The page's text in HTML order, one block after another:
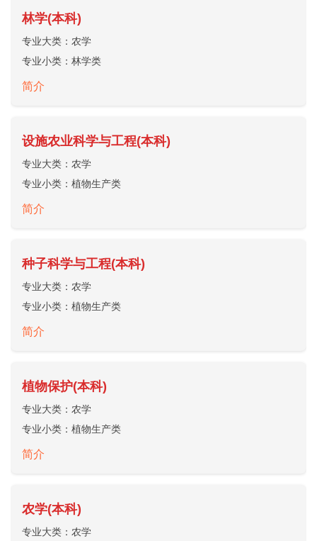
林学(本科)
专业大类： 农学
专业小类： 林学类
简介
设施农业科学与工程(本科)
专业大类： 农学
专业小类： 植物生产类
简介
种子科学与工程(本科)
专业大类： 农学
专业小类： 植物生产类
简介
植物保护(本科)
专业大类： 农学
专业小类： 植物生产类
简介
农学(本科)
专业大类： 农学